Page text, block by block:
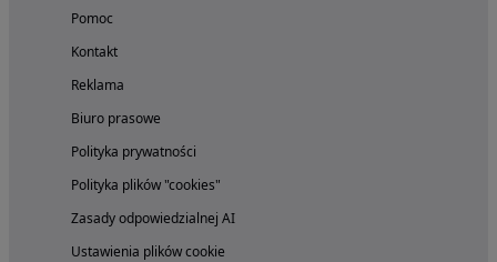
Pomoc
Kontakt
Reklama
Biuro prasowe
Polityka prywatności
Polityka plików "cookies"
Zasady odpowiedzialnej AI
Ustawienia plików cookie